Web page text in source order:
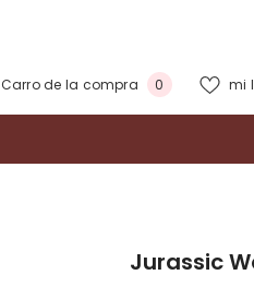
Carro de la compra 0 0
mi
Jurassic